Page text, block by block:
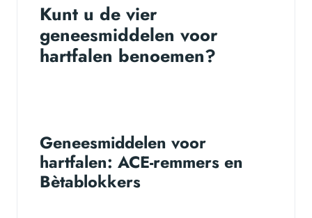
Kunt u de vier
geneesmiddelen voor
hartfalen benoemen?
Geneesmiddelen voor
hartfalen: ACE-remmers en
Bètablokkers